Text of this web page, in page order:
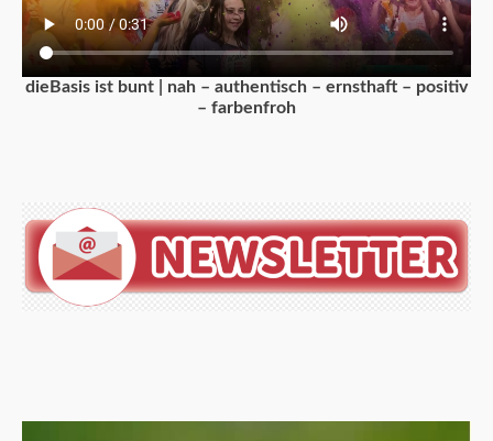
dieBasis ist bunt | nah – authentisch – ernsthaft – positiv
– farbenfroh